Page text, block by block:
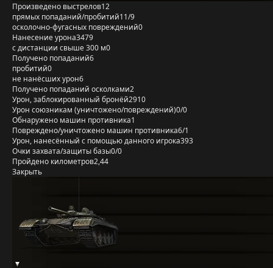
Произведено выстрелов12
прямых попаданий/пробитий11/9
осколочно-фугасных повреждений0
Нанесение урона3479
с дистанции свыше 300 м0
Получено попаданий6
пробитий0
не нанёсших урон6
Получено попаданий осколками2
Урон, заблокированный бронёй2910
Урон союзникам (уничтожено/повреждений)0/0
Обнаружено машин противника1
Повреждено/уничтожено машин противника6/1
Урон, нанесённый с помощью данного игрока393
Очки захвата/защиты базы0/0
Пройдено километров2,44
Закрыть